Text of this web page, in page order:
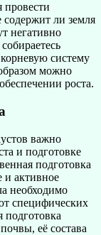
провести
содержит ли земля
негативно
систему
можно
роста.
важно
и подготовке
подготовка
и активное
необходимо
специфических
подготовка
её состава